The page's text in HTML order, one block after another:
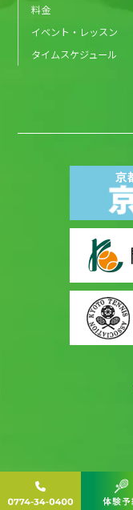
料金
イベント・レッスン
タイムスケジュール